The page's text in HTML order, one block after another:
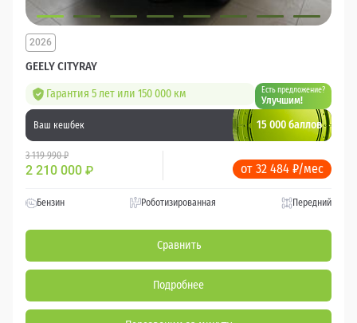
GEELY CITYRAY
2026
Гарантия 5 лет или 150 000 км Есть предложение?
Улучшим!
Ваш кешбек 15 000 баллов
3 119 990 ₽
2 210 000 ₽ от 32 484 ₽/мес
Бензин Роботизированная Передний
Сравнить
Подробнее